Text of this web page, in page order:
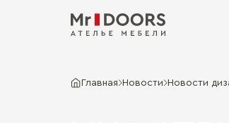
Главная Новости Новости